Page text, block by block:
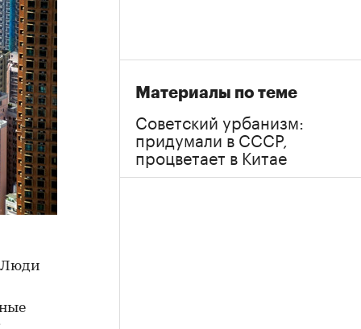
Люди
Материалы по теме
Советский урбанизм:
придумали в СССР,
процветает в Китае